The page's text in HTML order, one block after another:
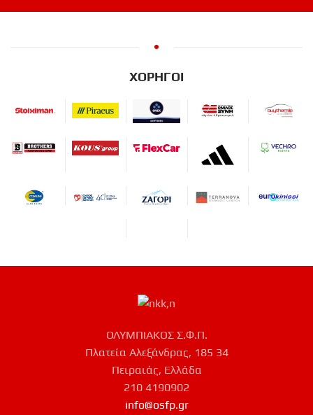
ΧΟΡΗΓΟΙ
ΟΛΥΜΠΙΑΚΟΣ Σ.Φ.Π.
Πλατεία Αλεξάνδρας, 185 34
Πειραιάς, Ελλάδα
210 4190902
info@osfp.gr